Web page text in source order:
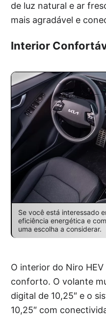
de luz natural e ar
mais agradável e
Interior
Se você está interessado
eficiência energética e
uma escolha a considerar.
O interior do Niro
conforto. O volante
digital de 10,25″ e o
10,25″ com